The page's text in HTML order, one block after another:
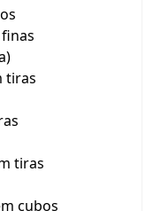
tiras
tiras
cubos